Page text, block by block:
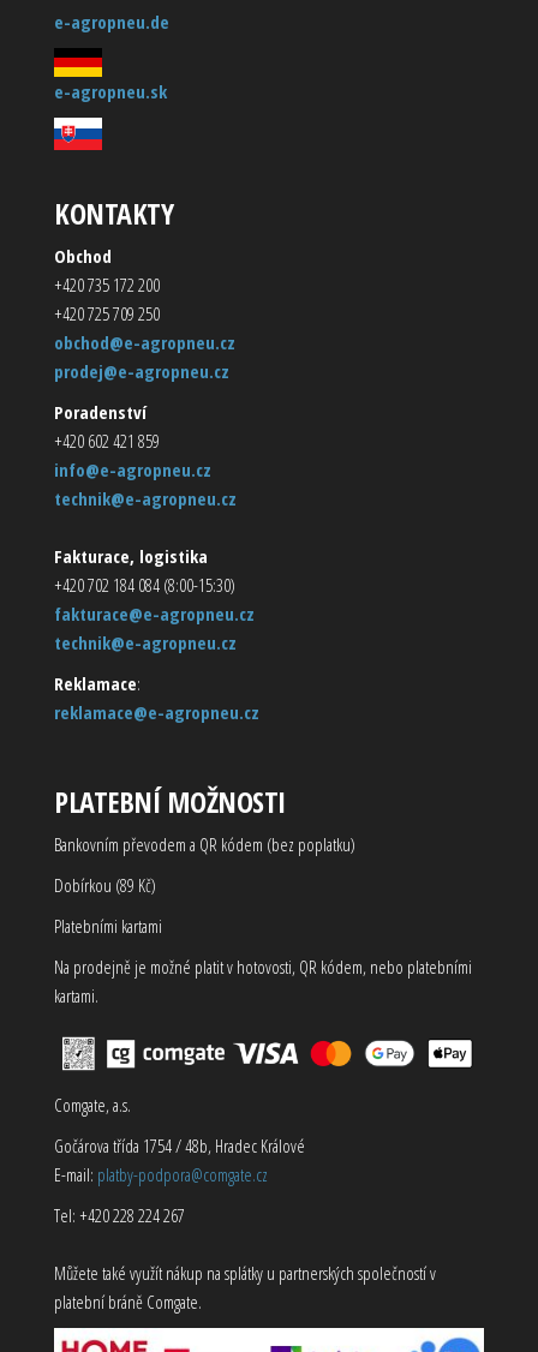
e-agropneu.de
e-agropneu.sk
KONTAKTY
Obchod
+420 735 172 200
+420 725 709 250
obchod@e-agropneu.cz
prodej@e-agropneu.cz
Poradenství
+420 602 421 859
info@e-agropneu.cz
technik@e-agropneu.cz
Fakturace, logistika
+420 702 184 084 (8:00-15:30)
fakturace@e-agropneu.cz
technik@e-agropneu.cz
Reklamace:
reklamace@e-agropneu.cz
PLATEBNÍ MOŽNOSTI
Bankovním převodem a QR kódem (bez poplatku)
Dobírkou (89 Kč)
Platebními kartami
Na prodejně je možné platit v hotovosti, QR kódem, nebo platebními
kartami.
Comgate, a.s.
Gočárova třída 1754 / 48b, Hradec Králové
E-mail: platby-podpora@comgate.cz
Tel: +420 228 224 267
Můžete také využít nákup na splátky u partnerských společností v
platební bráně Comgate.